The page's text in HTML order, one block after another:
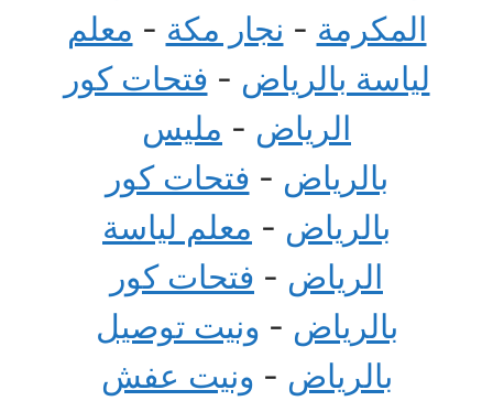
المكرمة - نجار مكة - معلم
لياسة بالرياض - فتحات كور
الرياض - مليس
بالرياض - فتحات كور
بالرياض - معلم لياسة
الرياض - فتحات كور
بالرياض - ونيت توصيل
بالرياض - ونيت عفش